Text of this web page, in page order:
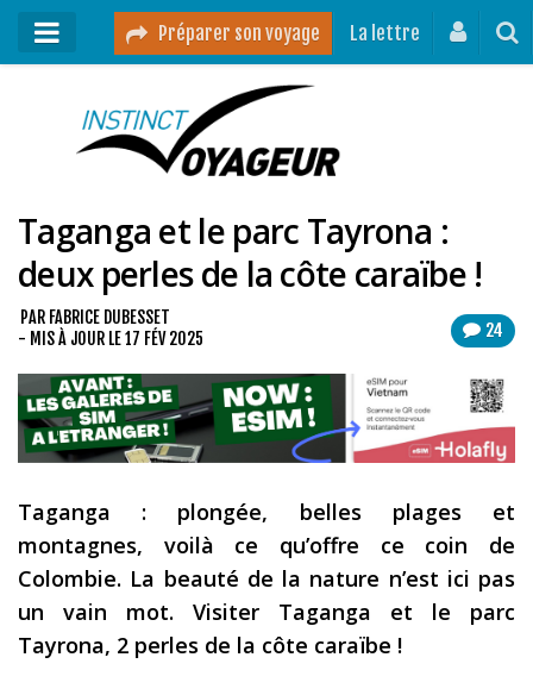
Préparer son voyage La lettre
Mon podcast
Destinations
Mes ressources pour voyager
Guides voyages
Contact
Mon journal de bord sur Instagram
Blog voyage
Les derniers articles
Podcast
Préparer son voyage
Taganga et le parc Tayrona :
deux perles de la côte caraïbe !
24
PAR FABRICE DUBESSET
- MIS À JOUR LE17 FÉV 2025
Taganga : plongée, belles plages et
montagnes, voilà ce qu’offre ce coin de
Colombie. La beauté de la nature n’est ici pas
un vain mot. Visiter Taganga et le parc
Tayrona, 2 perles de la côte caraïbe !